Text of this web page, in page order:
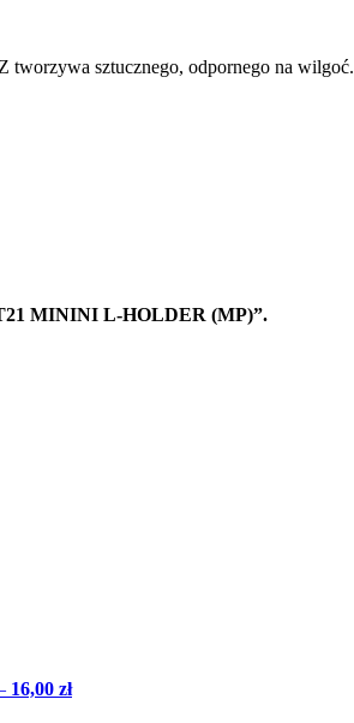
tworzywa sztucznego, odpornego na wilgoć.
MININI L-HOLDER (MP)”.
16,00 zł